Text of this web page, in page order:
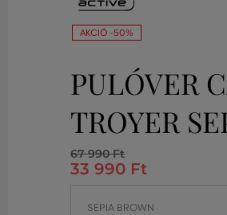
AKCIÓ -50%
PULÓVER
TROYER
67 990 Ft
33 990 Ft
SEPIA BROWN